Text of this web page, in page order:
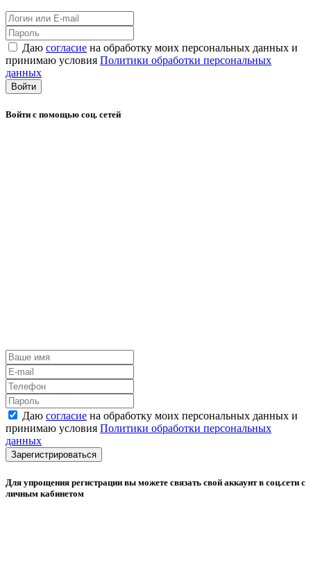
Даю согласие на обработку моих персональных данных и
принимаю условия Политики обработки персональных
данных
Войти
Войти с помощью соц. сетей
Даю согласие на обработку моих персональных данных и
принимаю условия Политики обработки персональных
данных
Зарегистрироваться
Для упрощения регистрации вы можете связать свой аккаунт в соц.сети с
личным кабинетом